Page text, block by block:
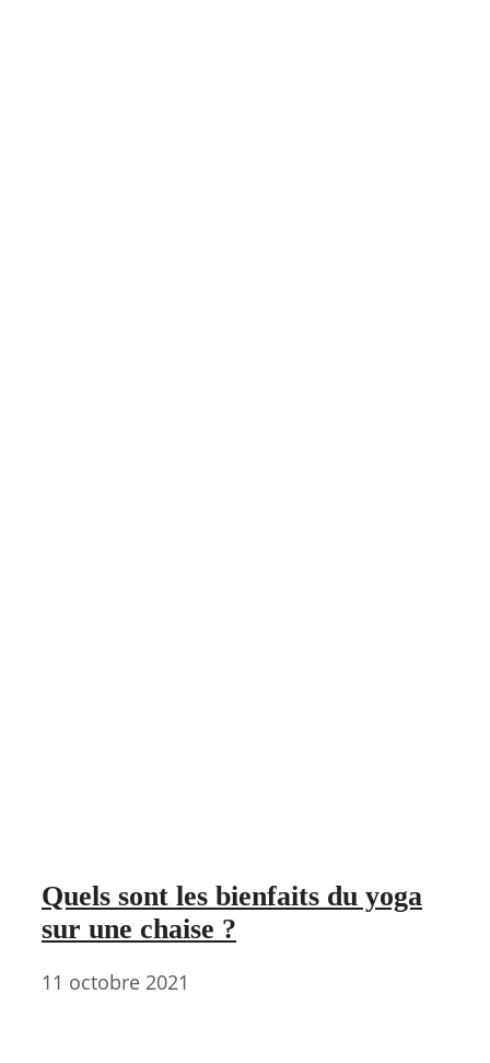
Quels sont les bienfaits du yoga
sur une chaise ?
11 octobre 2021